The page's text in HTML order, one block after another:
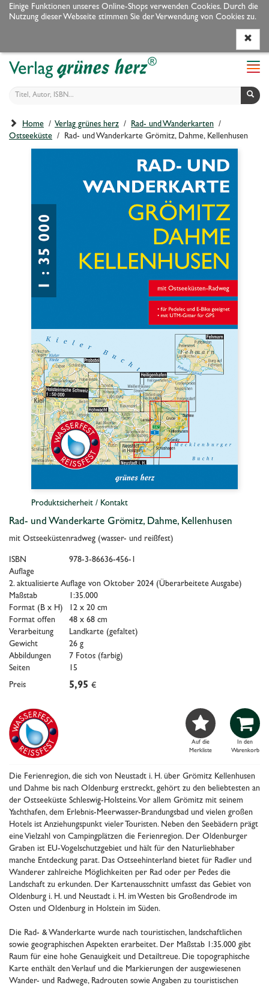
Einige Funktionen unseres Online-Shops verwenden Cookies. Durch die
Nutzung dieser Webseite stimmen Sie der Verwendung von Cookies zu.
Home / Verlag grünes herz / Rad- und Wanderkarten /
Ostseeküste / Rad- und Wanderkarte Grömitz, Dahme, Kellenhusen
Produktsicherheit / Kontakt
Rad- und Wanderkarte Grömitz, Dahme, Kellenhusen
mit Ostseeküstenradweg (wasser- und reißfest)
ISBN
978-3-86636-456-1
Auflage
2. aktualisierte Auflage von Oktober 2024 (Überarbeitete Ausgabe)
Maßstab
1:35.000
Format (B x H)
12 x 20 cm
Format offen
48 x 68 cm
Verarbeitung
Landkarte (gefaltet)
Gewicht
26 g
Abbildungen
7 Fotos (farbig)
Seiten
15
Preis
5,95 €

Auf die
Merkliste

In den
Warenkorb
Die Ferienregion, die sich von Neustadt i. H. über Grömitz Kellenhusen
und Dahme bis nach Oldenburg erstreckt, gehört zu den beliebtesten an
der Ostseeküste Schleswig-Holsteins. Vor allem Grömitz mit seinem
Yachthafen, dem Erlebnis-Meerwasser-Brandungsbad und vielen großen
Hotels ist Anziehungspunkt vieler Touristen. Neben den Seebädern prägt
eine Vielzahl von Campingplätzen die Ferienregion. Der Oldenburger
Graben ist EU-Vogelschutzgebiet und hält für den Naturliebhaber
manche Entdeckung parat. Das Ostseehinterland bietet für Radler und
Wanderer zahlreiche Möglichkeiten per Rad oder per Pedes die
Landschaft zu erkunden. Der Kartenausschnitt umfasst das Gebiet von
Oldenburg i. H. und Neustadt i. H. im Westen bis Großendrode im
Osten und Oldenburg in Holstein im Süden.
Die Rad- & Wanderkarte wurde nach touristischen, landschaftlichen
sowie geographischen Aspekten erarbeitet. Der Maßstab 1:35.000 gibt
Raum für eine hohe Genauigkeit und Detailtreue. Die topographische
Karte enthält den Verlauf und die Markierungen der ausgewiesenen
Wander- und Radwege, Radrouten sowie Angaben zu touristischen